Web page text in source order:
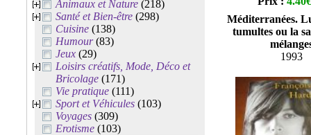
Animaux et Nature (218)
Santé et Bien-être (298)
Cuisine (138)
Humour(83)
Jeux (29)
Loisirs créatifs, Mode, Déco et
Bricolage (171)
Vie pratique (111)
Sport et Véhicules (103)
Voyages (309)
Erotisme (103)
Méditerranées.
tumultes ou la
1993